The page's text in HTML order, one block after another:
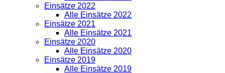
Einsätze 2022
Alle Einsätze 2022
Einsätze 2021
Alle Einsätze 2021
Einsätze 2020
Alle Einsätze 2020
Einsätze 2019
Alle Einsätze 2019